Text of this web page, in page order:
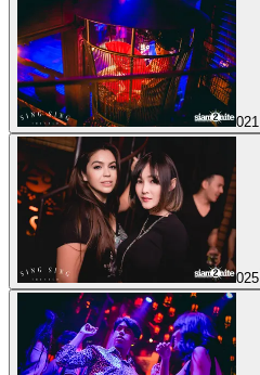
021
025